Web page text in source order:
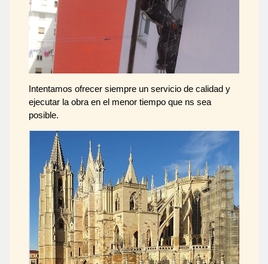
Intentamos ofrecer siempre un servicio de calidad y
ejecutar la obra en el menor tiempo que ns sea
posible.